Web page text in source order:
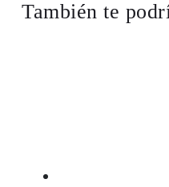
También te